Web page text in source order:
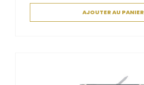
AJOUTER AU PANIER